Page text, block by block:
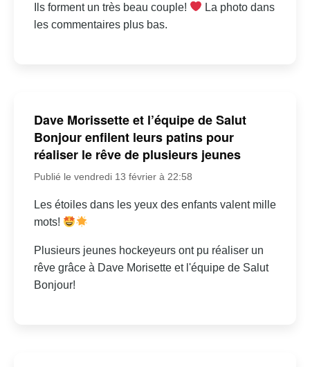
Ils forment un très beau couple!
La photo dans
les commentaires plus bas.
Dave Morissette et l’équipe de Salut
Bonjour enfilent leurs patins pour
réaliser le rêve de plusieurs jeunes
Publié le vendredi 13 février à 22:58
Les étoiles dans les yeux des enfants valent mille
mots!
Plusieurs jeunes hockeyeurs ont pu réaliser un
rêve grâce à Dave Morisette et l'équipe de Salut
Bonjour!